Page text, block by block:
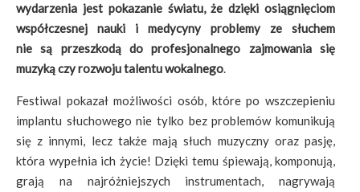
wydarzenia jest pokazanie światu, że dzięki osiągnięciom
współczesnej nauki i medycyny problemy ze słuchem
nie są przeszkodą do profesjonalnego zajmowania się
muzyką czy rozwoju talentu wokalnego.
Festiwal pokazał możliwości osób, które po wszczepieniu
implantu słuchowego nie tylko bez problemów komunikują
się z innymi, lecz także mają słuch muzyczny oraz pasję,
która wypełnia ich życie! Dzięki temu śpiewają, komponują,
grają na najróżniejszych instrumentach, nagrywają